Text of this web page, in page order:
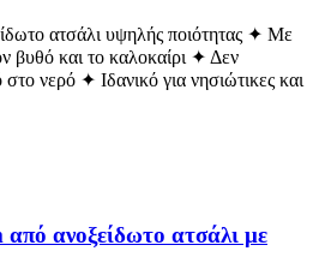
ατσάλι υψηλής ποιότητας ✦ Με
βυθό και το καλοκαίρι ✦ Δεν
στο νερό ✦ Ιδανικό για νησιώτικες και
ανοξείδωτο ατσάλι με